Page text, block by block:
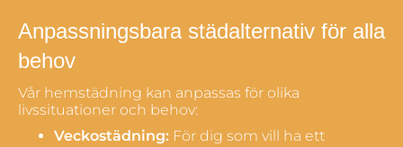
Anpassningsbara städalternativ för alla
behov
Vår hemstädning kan anpassas för olika
livssituationer och behov:
Veckostädning: För dig som vill ha ett